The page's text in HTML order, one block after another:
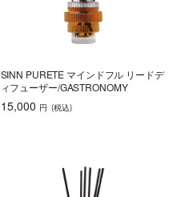
SINN PURETE マインドフル リードデ
ィフューザー/GASTRONOMY
15,000 円 (税込)